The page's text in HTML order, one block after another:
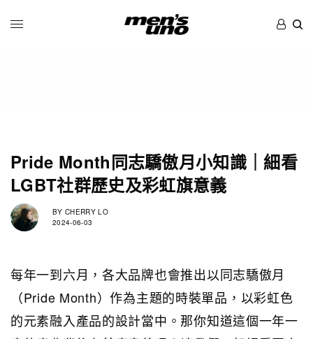
Pride Month同志驕傲月小知識｜細看
LGBT社群歷史及彩虹旗意義
BY CHERRY LO
2024-06-03
每年一到六月，各大品牌也會推出以同志驕傲月
（Pride Month）作為主題的時裝單品，以彩虹色
的元素融入產品的設計當中。那你知道這個一年一